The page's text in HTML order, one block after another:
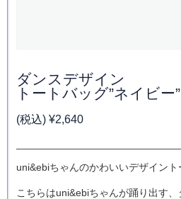
ダンスデザイン
トートバッグ”ネイビー”
(税込) ¥2,640
uni&ebiちゃんのかわいいデザイント
こちらはuni&ebiちゃんが踊り出す